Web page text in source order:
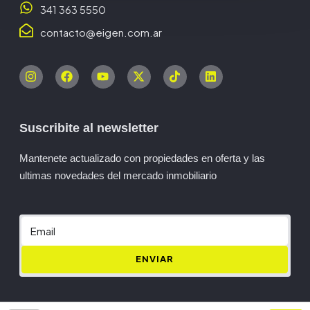
341 363 5550
contacto@eigen.com.ar
Suscribite al newsletter
Mantenete actualizado con propiedades en oferta y las
ultimas novedades del mercado inmobiliario
ENVIAR